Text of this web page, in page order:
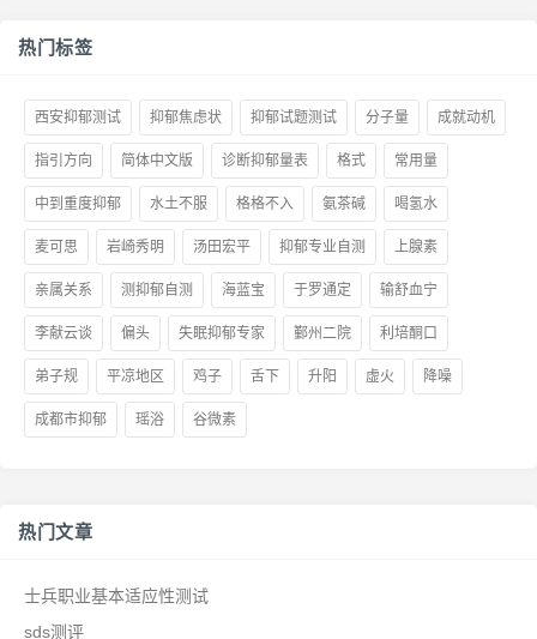
热门标签
西安抑郁测试 抑郁焦虑状 抑郁试题测试 分子量 成就动机
指引方向 简体中文版 诊断抑郁量表 格式 常用量
中到重度抑郁 水土不服 格格不入 氨茶碱 喝氢水
麦可思 岩崎秀明 汤田宏平 抑郁专业自测 上腺素
亲属关系 测抑郁自测 海蓝宝 于罗通定 输舒血宁
李献云谈 偏头 失眠抑郁专家 鄞州二院 利培酮口
弟子规 平凉地区 鸡子 舌下 升阳 虚火 降噪
成都市抑郁 瑶浴 谷微素
热门文章
士兵职业基本适应性测试
sds测评